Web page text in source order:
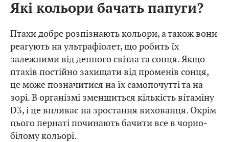
Які кольори бачать папуги?
Птахи добре розпізнають кольори, а також вони
реагують на ультрафіолет, що робить їх
залежними від денного світла та сонця. Якщо
птахів постійно захищати від променів сонця,
це може позначитися на їх самопочутті та на
зорі. В організмі зменшиться кількість вітаміну
D3, і це впливає на зростання вихованця. Окрім
цього пернаті починають бачити все в чорно-
білому кольорі.